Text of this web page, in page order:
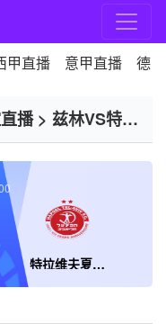
甲直播 意甲直播 德
播> 兹林VS特拉
特拉维夫夏普尔